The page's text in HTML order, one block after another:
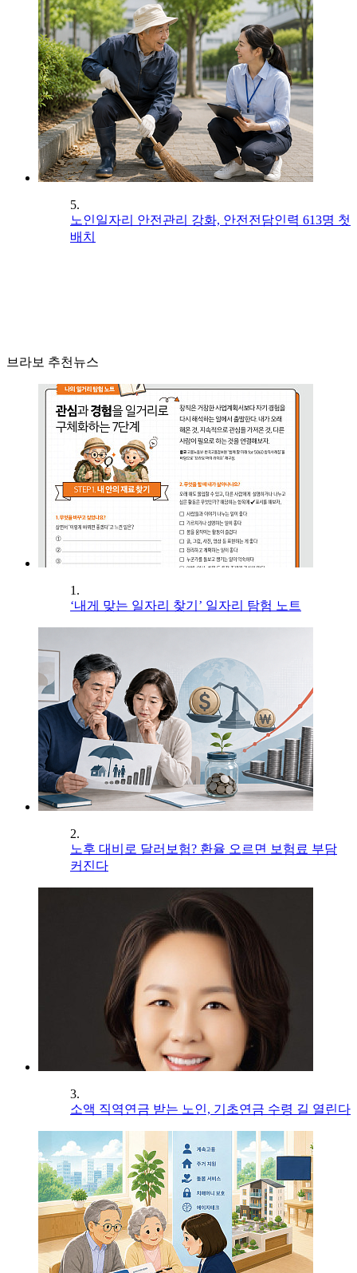
5.
노인일자리 안전관리 강화, 안전전담인력 613명 첫
배치
브라보 추천뉴스
1.
‘내게 맞는 일자리 찾기’ 일자리 탐험 노트
2.
노후 대비로 달러보험? 환율 오르면 보험료 부담
커진다
3.
소액 직역연금 받는 노인, 기초연금 수령 길 열린다